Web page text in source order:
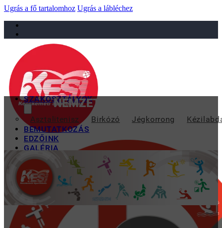
Ugrás a fő tartalomhoz Ugrás a lábléchez
sportiskola@juniorsportkft.hu
SZAKOSZTÁLYOK
Asztalitenisz Birkózó Jégkorrong
BEMUTATKOZÁS
EDZŐINK
GALÉRIA
TAO
KAPCSOLAT
NEMZETKÖZI ÖKÖLVÍVÓ